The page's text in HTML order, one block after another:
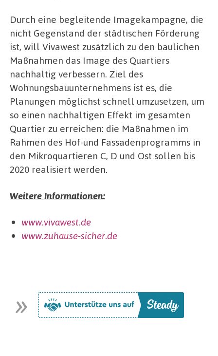
Durch eine begleitende Imagekampagne, die
nicht Gegenstand der städtischen Förderung
ist, will Vivawest zusätzlich zu den baulichen
Maßnahmen das Image des Quartiers
nachhaltig verbessern. Ziel des
Wohnungsbauunternehmens ist es, die
Planungen möglichst schnell umzusetzen, um
so einen nachhaltigen Effekt im gesamten
Quartier zu erreichen: die Maßnahmen im
Rahmen des Hof-und Fassadenprogramms in
den Mikroquartieren C, D und Ost sollen bis
2020 realisiert werden.
Weitere Informationen:
www.vivawest.de
www.zuhause-sicher.de